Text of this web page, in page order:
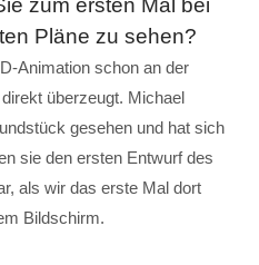
zum ersten Mal bei
Pläne zu sehen?
Animation schon an der
überzeugt. Michael
gesehen und hat sich
sie den ersten Entwurf des
als wir das erste Mal dort
Bildschirm.